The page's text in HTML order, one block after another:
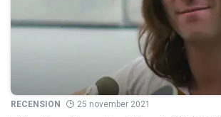
RECENSION 25 november 2021